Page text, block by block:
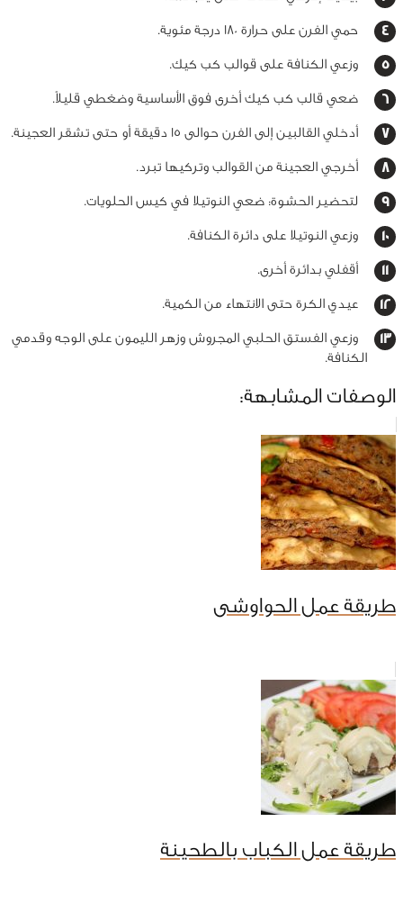
حمي الفرن على حرارة 180 درجة مئوية.
وزعي الكنافة على قوالب كب كيك.
ضعي قالب كب كيك أخرى فوق الأساسية وضغطي قليلاً.
أدخلي القالبين إلى الفرن حوالى 15 دقيقة أو حتى تشقر العجينة.
أخرجي العجينة من القوالب وتركيها تبرد.
لتحضير الحشوة: ضعي النوتيلا في كيس الحلويات.
وزعي النوتيلا على دائرة الكنافة.
أقفلي بدائرة أخرى.
عيدي الكرة حتى الانتهاء من الكمية.
وزعي الفستق الحلبي المجروش وزهر الليمون على الوجه وقدمي
الكنافة.
الوصفات المشابهة:
طريقة عمل الحواوشى
طريقة عمل الكباب بالطحينة